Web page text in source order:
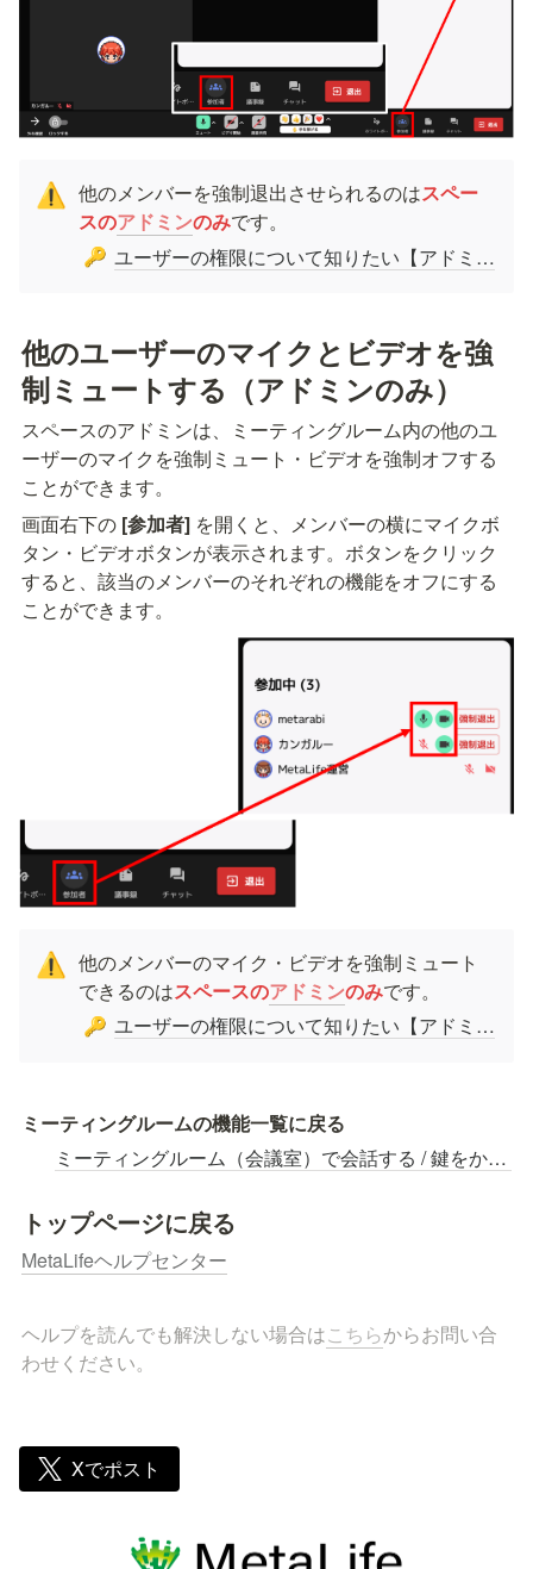
⚠️ 他のメンバーを強制退出させられるのはスペー
スのアドミンのみです。
🔑 ユーザーの権限について知りたい【アドミン・ビルダー・メンバー】
他のユーザーのマイクとビデオを強
制ミュートする（アドミンのみ）
スペースのアドミンは、ミーティングルーム内の他のユ
ーザーのマイクを強制ミュート・ビデオを強制オフする
ことができます。
画面右下の [参加者] を開くと、メンバーの横にマイクボ
タン・ビデオボタンが表示されます。ボタンをクリック
すると、該当のメンバーのそれぞれの機能をオフにする
ことができます。
⚠️ 他のメンバーのマイク・ビデオを強制ミュート
できるのはスペースのアドミンのみです。
🔑 ユーザーの権限について知りたい【アドミン・ビルダー・メンバー】
ミーティングルームの機能一覧に戻る
ミーティングルーム（会議室）で会話する / 鍵をかける
トップページに戻る
MetaLifeヘルプセンター
ヘルプを読んでも解決しない場合はこちらからお問い合
わせください。
Xでポスト